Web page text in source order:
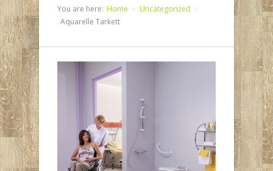
You are here: Home
Uncategorized
Aquarelle Tarkett